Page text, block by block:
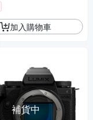
加入購物車
補貨中